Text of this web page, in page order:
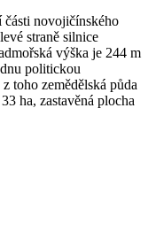
části novojičínského
straně silnice
výška je 244 m
politickou
toho zemědělská půda
ha, zastavěná plocha